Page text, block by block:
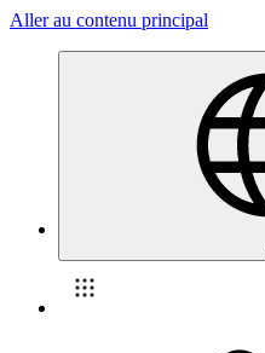
Aller au contenu principal